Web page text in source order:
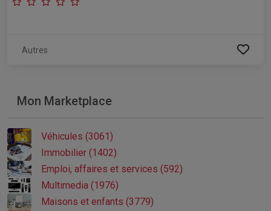
Autres
Mon Marketplace
Véhicules (3061)
Immobilier (1402)
Emploi, affaires et services (592)
Multimedia (1976)
Maisons et enfants (3779)